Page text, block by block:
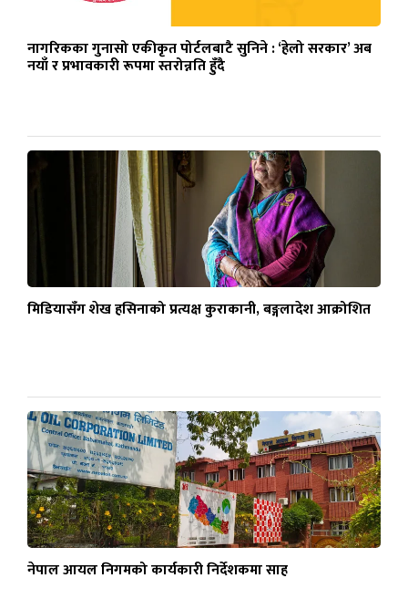
नागरिकका गुनासो एकीकृत पोर्टलबाटै सुनिने : ‘हेलो सरकार’ अब
नयाँ र प्रभावकारी रूपमा स्तरोन्नति हुँदै
मिडियासँग शेख हसिनाको प्रत्यक्ष कुराकानी, बङ्गलादेश आक्रोशित
नेपाल आयल निगमको कार्यकारी निर्देशकमा साह